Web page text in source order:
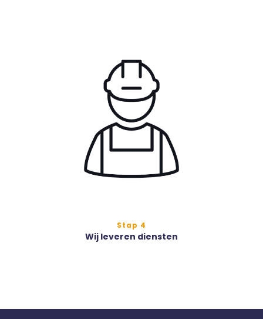
Stap 4
Wij leveren diensten